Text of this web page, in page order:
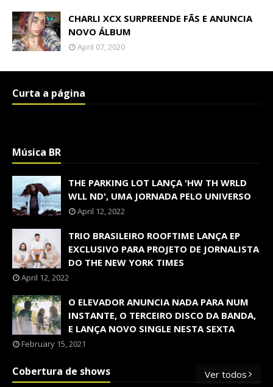
CHARLI XCX SURPREENDE FÃS E ANUNCIA
NOVO ÁLBUM
April 07, 2020
Curta a página
Música BR
THE PARKING LOT LANÇA 'HW TH WRLD
WLL ND', UMA JORNADA PELO UNIVERSO
April 12, 2022
TRIO BRASILEIRO ROOFTIME LANÇA EP
EXCLUSIVO PARA PROJETO DE JORNALISTA
DO THE NEW YORK TIMES
April 12, 2022
O ELEVADOR ANUNCIA NADA PARA NUM
INSTANTE, O TERCEIRO DISCO DA BANDA,
E LANÇA NOVO SINGLE NESTA SEXTA
February 15, 2021
Cobertura de shows Ver todos